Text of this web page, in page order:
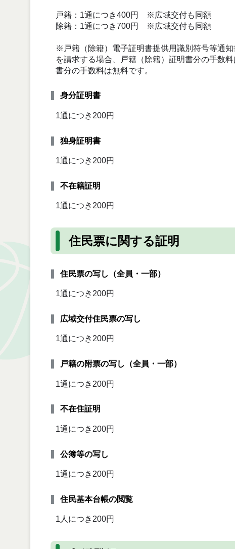
戸籍：1通につき400円 ※広域交付も同額
除籍：1通につき700円 ※広域交付も同額
※戸籍（除籍）電子証明書提供用識別符号等通
を請求する場合、戸籍（除籍）証明書分の手数
書分の手数料は無料です。
身分証明書
1通につき200円
独身証明書
1通につき200円
不在籍証明
1通につき200円
住民票に関する証明
住民票の写し（全員・一部）
1通につき200円
広域交付住民票の写し
1通につき200円
戸籍の附票の写し（全員・一部）
1通につき200円
不在住証明
1通につき200円
公簿等の写し
1通につき200円
住民基本台帳の閲覧
1人につき200円